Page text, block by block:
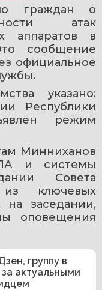
граждан о
атак
аппаратов в
сообщение
официальное
указано:
Республики
режим
Минниханов
и системы
Совета
ключевых
на заседании,
оповещения
, группу в
актуальными